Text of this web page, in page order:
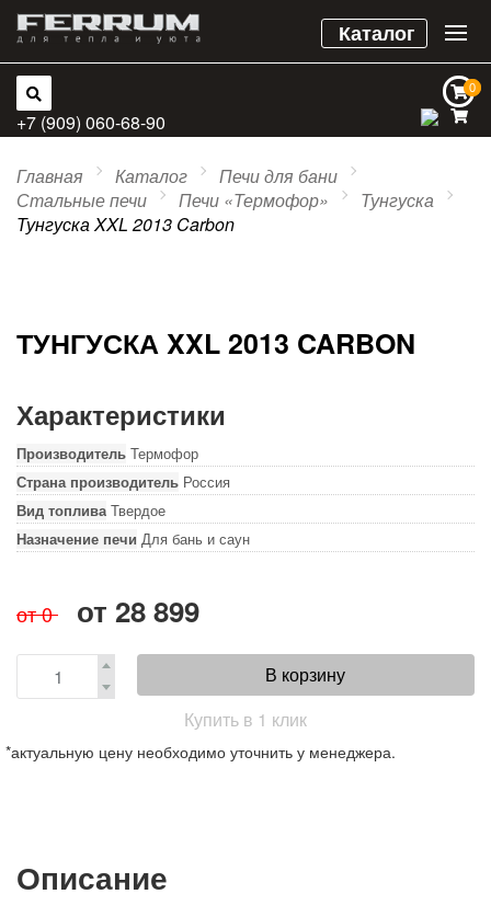
Каталог
0
0
+7 (909) 060-68-90
Главная Каталог
Печи для бани
Стальные печи
Печи «Термофор»
Тунгуска
Тунгуска XXL 2013 Carbon
ТУНГУСКА XXL 2013 CARBON
Характеристики
Производитель Термофор
Страна производитель Россия
Вид топлива Твердое
Назначение печи Для бань и саун
от0 от 28 899
В корзину
Купить в 1 клик
*актуальную цену необходимо уточнить у менеджера.
Описание